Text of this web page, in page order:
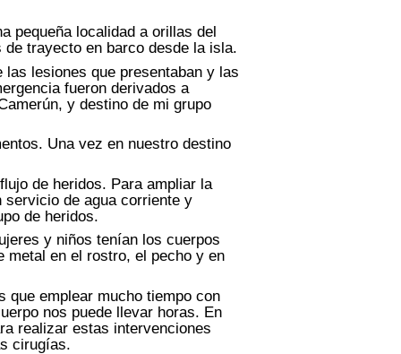
pequeña localidad a orillas del
trayecto en barco desde la isla.
lesiones que presentaban y las
fueron derivados a
y destino de mi grupo
Una vez en nuestro destino
de heridos. Para ampliar la
servicio de agua corriente y
de heridos.
y niños tenían los cuerpos
metal en el rostro, el pecho y en
que emplear mucho tiempo con
nos puede llevar horas. En
realizar estas intervenciones
cirugías.